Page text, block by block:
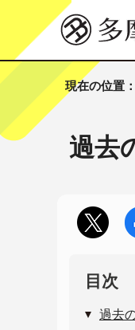
現在の位置
過去
目次
過去